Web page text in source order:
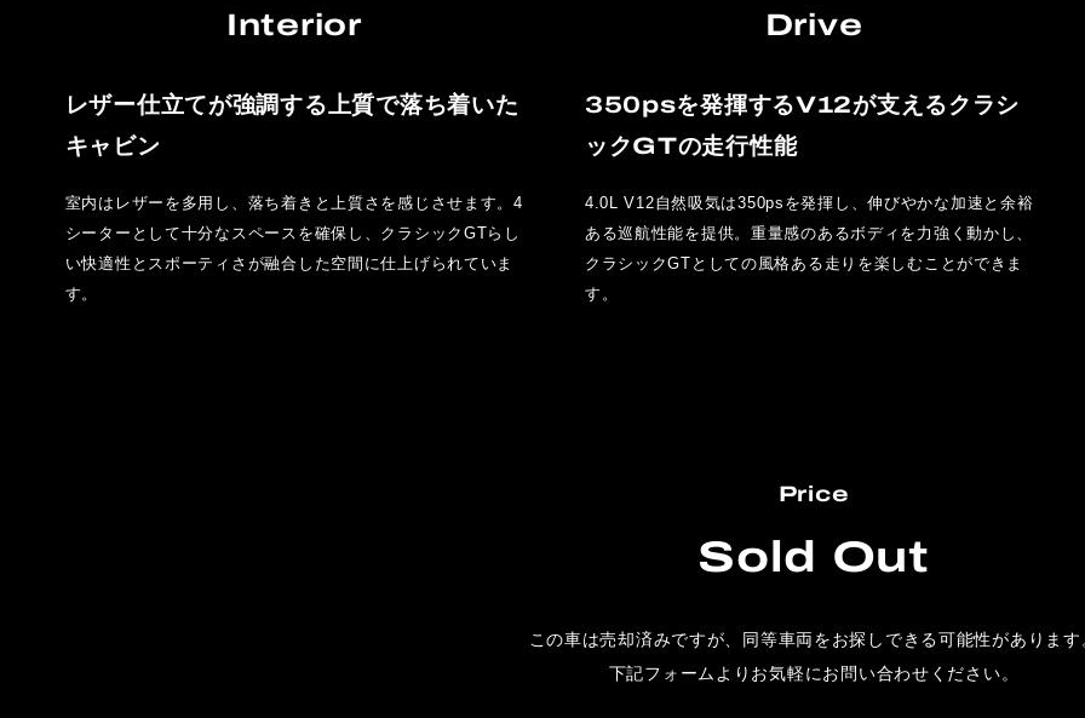
Interior
レザー仕立てが強調する上質で落ち着いた
キャビン
室内はレザーを多用し、落ち着きと上質さを感じさせます。4
シーターとして十分なスペースを確保し、クラシックGTらし
い快適性とスポーティさが融合した空間に仕上げられていま
す。
Drive
350psを発揮するV12が支えるクラシ
ックGTの走行性能
4.0L V12自然吸気は350psを発揮し、伸びやかな加速と余裕
ある巡航性能を提供。重量感のあるボディを力強く動かし、
クラシックGTとしての風格ある走りを楽しむことができま
す。
Price
Sold Out
この車は売却済みですが、 同等車両をお探しできる可能性があります
下記フォームよりお気軽にお問い合わせください。